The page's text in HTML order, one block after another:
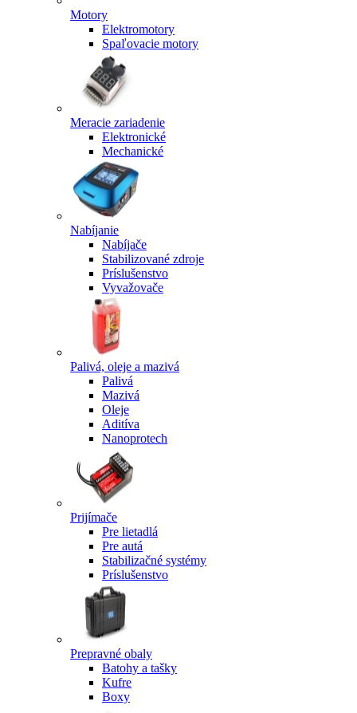
Motory
Elektromotory
Spaľovacie motory
Meracie zariadenie
Elektronické
Mechanické
Nabíjanie
Nabíjače
Stabilizované zdroje
Príslušenstvo
Vyvažovače
Palivá, oleje a mazivá
Palivá
Mazivá
Oleje
Aditíva
Nanoprotech
Prijímače
Pre lietadlá
Pre autá
Stabilizačné systémy
Príslušenstvo
Prepravné obaly
Batohy a tašky
Kufre
Boxy